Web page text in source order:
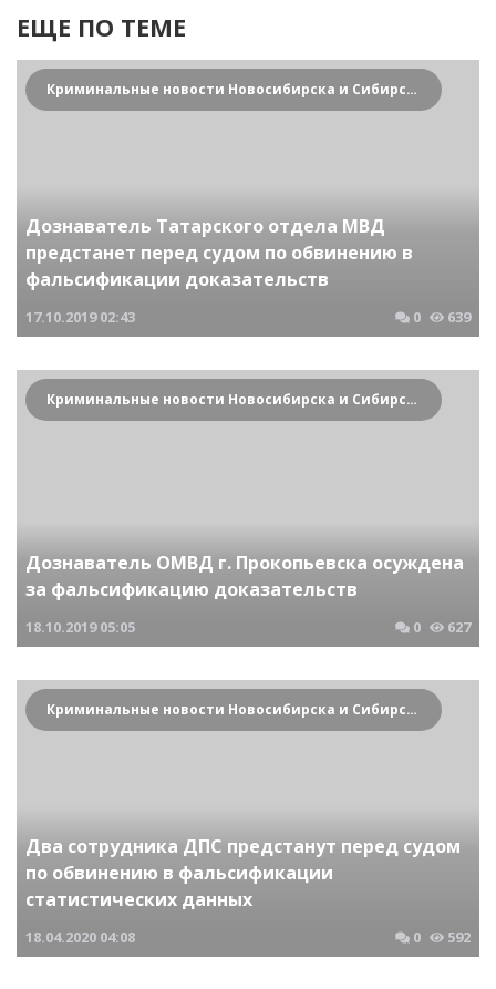
ЕЩЕ ПО ТЕМЕ
Криминальные новости Новосибирска и Сибирского региона
Дознаватель Татарского отдела МВД
предстанет перед судом по обвинению в
фальсификации доказательств
17.10.2019 02:43 0 639
Криминальные новости Новосибирска и Сибирского региона
Дознаватель ОМВД г. Прокопьевска осуждена
за фальсификацию доказательств
18.10.2019 05:05 0 627
Криминальные новости Новосибирска и Сибирского региона
Два сотрудника ДПС предстанут перед судом
по обвинению в фальсификации
статистических данных
18.04.2020 04:08 0 592